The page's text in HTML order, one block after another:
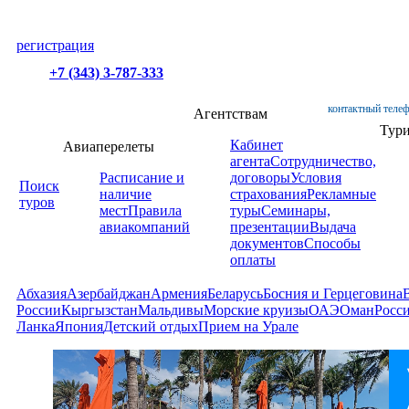
регистрация
+7 (343) 3-787-333
контактный
Поиск
туров
Авиаперелеты
Расписание и
наличие
местПравила
авиакомпаний
Агентствам
Кабинет
агентаСотрудничество,
договорыУсловия
страхованияРекламные
турыСеминары,
презентацииВыдача
документовСпособы
оплаты
АбхазияАзербайджанАрменияБеларусьБосния и Герцеговина
РоссииКыргызстанМальдивыМорские круизыОАЭОман
ЛанкаЯпонияДетский отдыхПрием на Урале